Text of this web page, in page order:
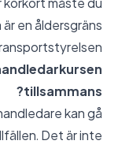
en åldersgräns
tillsammans?
kan gå
Det är inte